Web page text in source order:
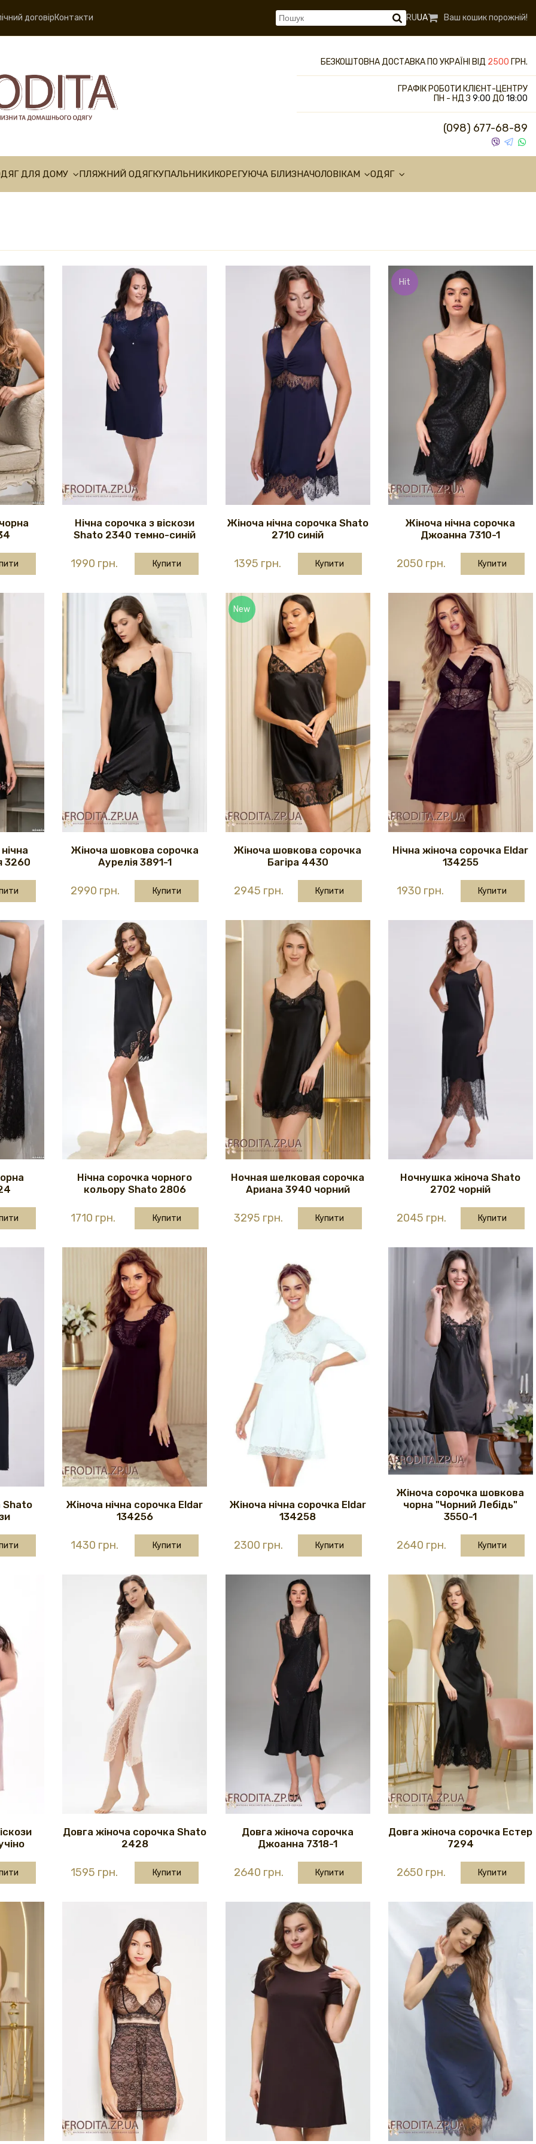
договірКонтакти RUUA Ваш кошик порожній!
БЕЗКОШТОВНА ДОСТАВКА ПО УКРАЇНІ ВІД 2500 ГРН.
ГРАФІК РОБОТИ КЛІЄНТ-ЦЕНТРУ
ПН - НД З 9:00 ДО 18:00
(098) 677-68-89
ДЛЯ ДОМУ ПЛЯЖНИЙ ОДЯГКУПАЛЬНИКИКОРЕГУЮЧА БІЛИЗНАЧОЛОВІКАМ ОДЯГ
Нічна сорочка з віскози
Shato 2340 темно-синій
1990 грн. Купити
Жіноча нічна сорочка Shato
2710 синій
1395 грн. Купити
Hit
Жіноча нічна сорочка
Джоанна 7310-1
2050 грн. Купити
3260
Жіноча шовкова сорочка
Аурелія 3891-1
2990 грн. Купити
New
Жіноча шовкова сорочка
Багіра 4430
2945 грн. Купити
Нічна жіноча сорочка Eldar
134255
1930 грн. Купити
Нічна сорочка чорного
кольору Shato 2806
1710 грн. Купити
Ночная шелковая сорочка
Ариана 3940 чорний
3295 грн. Купити
Ночнушка жіноча Shato
2702 чорній
2045 грн. Купити
Shato
Жіноча нічна сорочка Eldar
134256
1430 грн. Купити
Жіноча нічна сорочка Eldar
134258
2300 грн. Купити
Жіноча сорочка шовкова
чорна "Чорний Лебідь"
3550-1
2640 грн. Купити
Довга жіноча сорочка Shato
2428
1595 грн. Купити
Довга жіноча сорочка
Джоанна 7318-1
2640 грн. Купити
Довга жіноча сорочка Естер
7294
2650 грн. Купити